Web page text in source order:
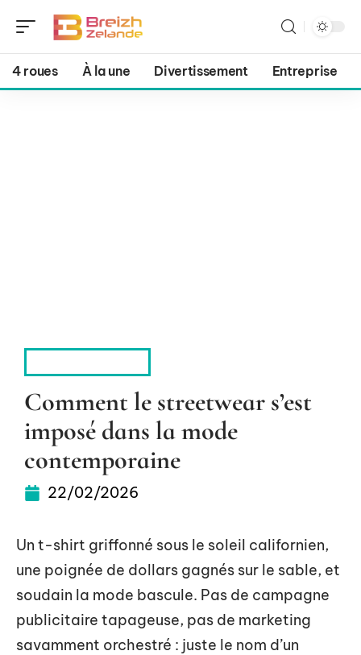
4 roues À la une Divertissement Entreprise
Comment le streetwear s’est
imposé dans la mode
contemporaine
22/02/2026
Un t-shirt griffonné sous le soleil californien,
une poignée de dollars gagnés sur le sable, et
soudain la mode bascule. Pas de campagne
publicitaire tapageuse, pas de marketing
savamment orchestré : juste le nom d’un